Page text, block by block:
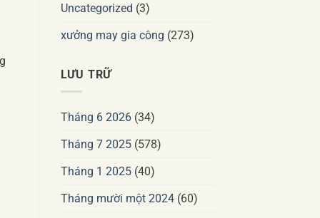
Uncategorized (3)
xưởng may gia công (273)
LƯU TRỮ
Tháng 6 2026(34)
Tháng 7 2025(578)
Tháng 1 2025(40)
Tháng mười một 2024(60)